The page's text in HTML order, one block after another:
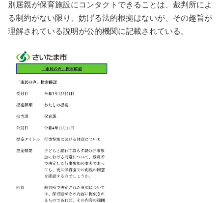
別居親が保育施設にコンタクトできることは、裁判所によ
る制約がない限り、妨げる法的根拠はないが、その趣旨が
理解されている説明が公的機関に記載されている。